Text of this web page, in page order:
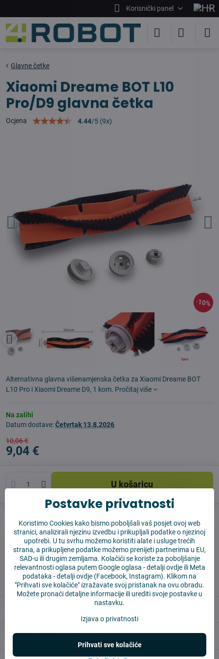
Korisnički panel
10%
Glavne četke
Xiaomi Dreame BOT L10
Pro/D9 glavna četka
Ocjena 4.44/5 (9x)
Alternativna glavna višenamjenska četka za Xiaomi Dreame BOT
L10 Pro i Xiaomi Dreame D9, 1 kom. Pročitaj više
Na zalihi
Datum dostave:Četvrtak 13.8.2026
10,06 €
9,04 €
U košaricu
Proizvođač:Vysajto.sk
✅ Spremno za slanje odmah
✅ BESPLATNA dostava iznad 55 EUR
✅ 14 dana za povrat robe
Reviews
Postavke privatnosti
Koristimo Cookies kako bismo poboljšali vaš posjet ovoj web
stranici, analizirali njezinu izvedbu i prikupljali podatke o njezinoj
upotrebi. U tu svrhu možemo koristiti alate i usluge trećih
strana, a prikupljene podatke možemo prenijeti partnerima u EU,
SAD-u ili drugim zemljama. Kolačići se koriste za poboljšanje
relevantnosti oglasa putem Google oglasa -detalji ovdjeili Meta
podataka -detalji ovdje (Facebook, Instagram). Klikom na
"Prihvati sve kolačiće" izražavate svoj pristanak na ovu obradu.
Možete pronaći detaljne informacije ili urediti svoje postavke u
nastavku.
Izjava o privatnosti
Prihvati sve kolačiće